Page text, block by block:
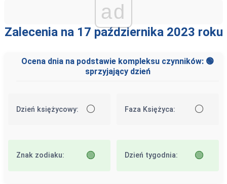
ad
Zalecenia na 17 października 2023 roku
Ocena dnia na podstawie kompleksu czynników: 🟢
sprzyjający dzień
Dzień księżycowy: ⚪ Faza Księżyca: ⚪
Znak zodiaku: 🟢 Dzień tygodnia: 🟢